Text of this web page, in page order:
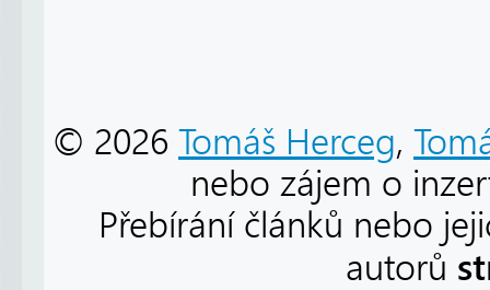
© 2026 Tomáš Herceg,
nebo zájem o
Přebírání článků nebo
autorů